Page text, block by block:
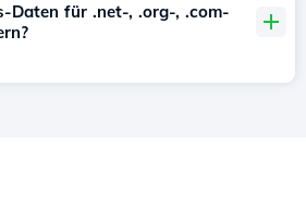
Daten für .net-, .org-, .com-